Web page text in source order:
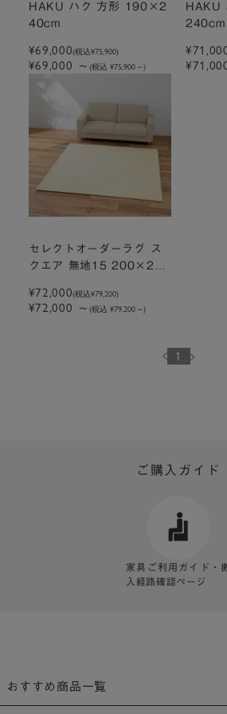
HAKU ハク 方形 190×2
40cm
¥69,000(税込¥75,900)
¥69,000 ～ (税込 ¥75,900～)
HAKU
240cm
セレクトオーダーラグ ス
クエア 無地15 200×200
¥72,000(税込¥79,200)
¥72,000 ～ (税込 ¥79,200～)
1
ご購入ガイド
家具ご利用ガイド・
入経路確認ページ
おすすめ商品一覧